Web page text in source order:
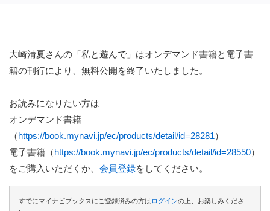
大崎清夏さんの「私と遊んで」はオンデマンド書籍と電子書
籍の刊行により、無料公開を終了いたしました。
お読みになりたい方は
オンデマンド書籍
（https://book.mynavi.jp/ec/products/detail/id=28281）
電子書籍（https://book.mynavi.jp/ec/products/detail/id=28550）
をご購入いただくか、 会員登録をしてください。
すでにマイナビブックスにご登録済みの方は ログインの上、お楽しみくださ